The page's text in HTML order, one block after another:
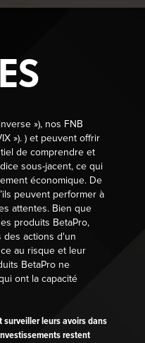
à ce que l’ensemble
à toutes et à tous
perfectionnement des
X s’assure que
deux documents sont
»), nos FNB
»). ) et peuvent offrir
de comprendre et
sous-jacent, ce qui
économique. De
peuvent performer à
attentes. Bien que
produits BetaPro,
des actions d'un
au risque et leur
BetaPro ne
ont la capacité
surveiller leurs avoirs dans
restent